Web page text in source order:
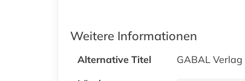
Weitere Informationen
Alternative Titel
GABAL Verlag